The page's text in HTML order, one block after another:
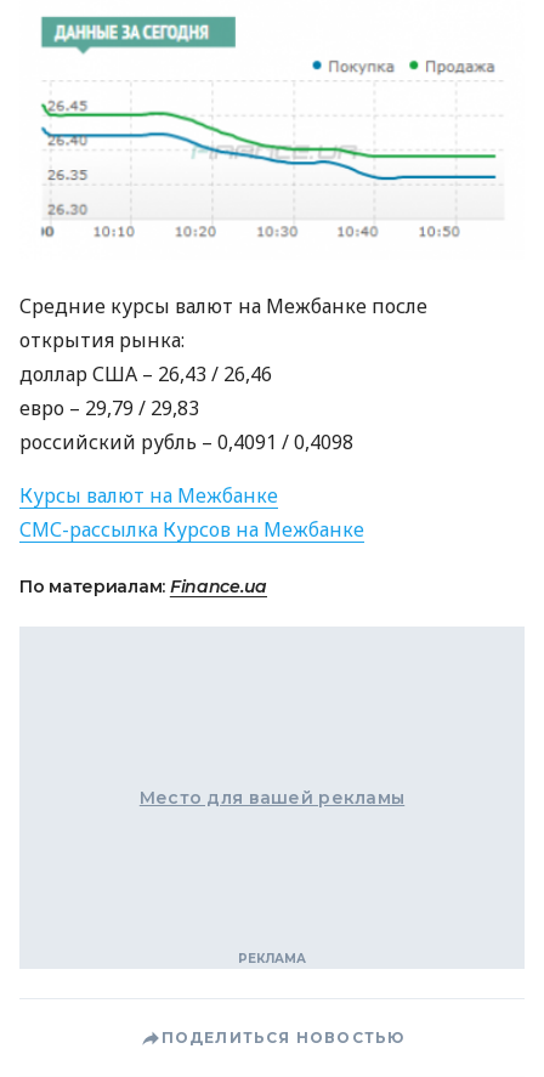
Средние курсы валют на Межбанке после
открытия рынка:
долларСША – 26,43 / 26,46
евро – 29,79 / 29,83
российский рубль – 0,4091 / 0,4098
Курсы валют на Межбанке
СМС-рассылка Курсов на Межбанке
По материалам: Finance.ua
Место для вашей рекламы
ПОДЕЛИТЬСЯ НОВОСТЬЮ